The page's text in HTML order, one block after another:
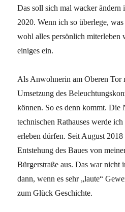
Das soll sich mal wacker ändern
2020. Wenn ich so überlege,
wohl alles persönlich miterleben
einiges ein.
Als Anwohnerin am Oberen Tor
Umsetzung des
können. So es denn kommt. Die
technischen Rathauses werde
erleben dürfen. Seit August
Entstehung des Baues von
Bürgerstraße aus. Das war nicht
dann, wenn es sehr „laute“
zum Glück Geschichte.